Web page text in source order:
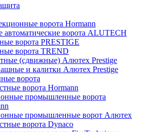
ворота Hormann
ворота ALUTECH
ворота PRESTIGE
ворота TREND
(сдвижные) Алютех Prestige
и калитки Алютех Prestige
ворота
ворота Hormann
промышленные ворота
промышленные ворот Алютех
ворота Dynaco